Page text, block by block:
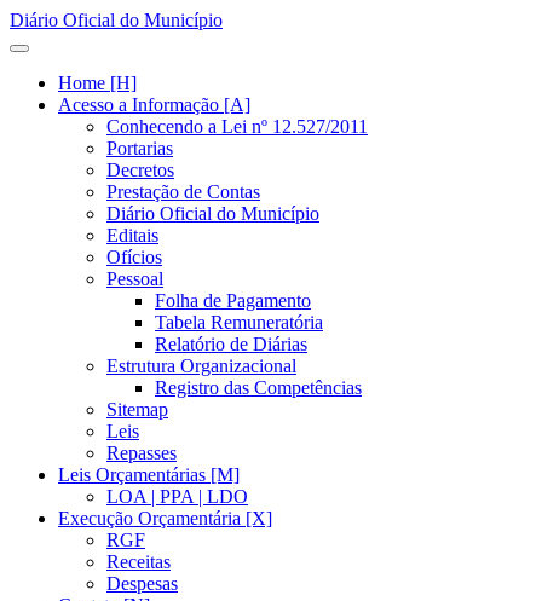
Diário Oficial do Município
Home [H]
Acesso a Informação [A]
Conhecendo a Lei nº 12.527/2011
Portarias
Decretos
Prestação de Contas
Diário Oficial do Município
Editais
Ofícios
Pessoal
Folha de Pagamento
Tabela Remuneratória
Relatório de Diárias
Estrutura Organizacional
Registro das Competências
Sitemap
Leis
Repasses
Leis Orçamentárias [M]
LOA | PPA | LDO
Execução Orçamentária [X]
RGF
Receitas
Despesas